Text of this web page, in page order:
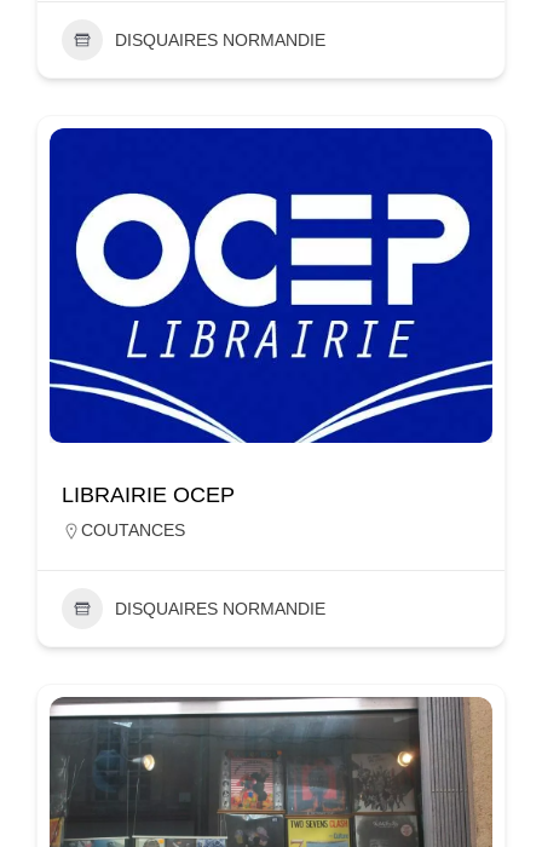
DISQUAIRES NORMANDIE
LIBRAIRIE OCEP
COUTANCES
DISQUAIRES NORMANDIE